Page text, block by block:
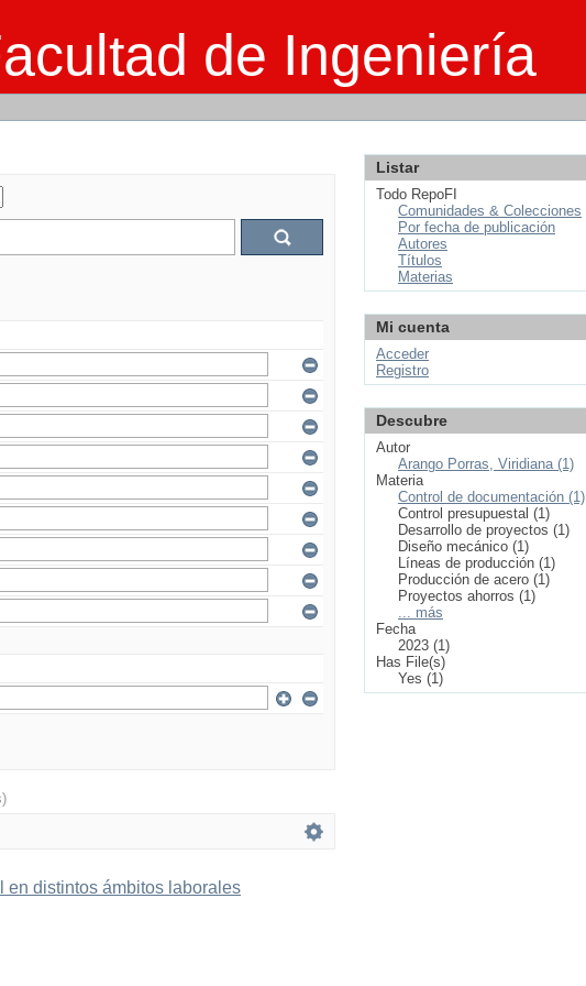
de Ingeniería
en distintos ámbitos laborales
Listar
Todo RepoFI
Comunidades & Colecciones
Por fecha de publicación
Autores
Títulos
Materias
Mi cuenta
Acceder
Registro
Descubre
Autor
Arango Porras, Viridiana (1)
Materia
Control de documentación (1)
Control presupuestal (1)
Desarrollo de proyectos (1)
Diseño mecánico (1)
Líneas de producción (1)
Producción de acero (1)
Proyectos ahorros (1)
... más
Fecha
2023 (1)
Has File(s)
Yes (1)